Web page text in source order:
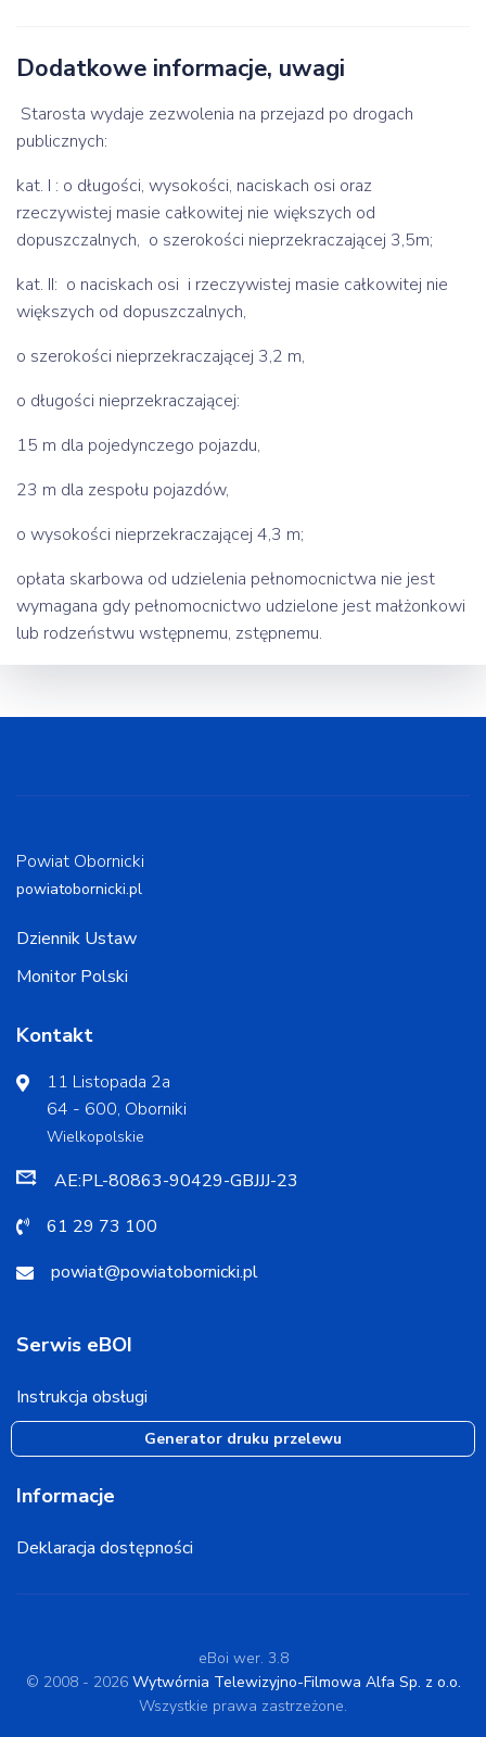
Dodatkowe informacje, uwagi
Starosta wydaje zezwolenia na przejazd po drogach
publicznych:
kat. I : o długości, wysokości, naciskach osi oraz
rzeczywistej masie całkowitej nie większych od
dopuszczalnych, o szerokości nieprzekraczającej 3,5m;
kat. II: o naciskach osi i rzeczywistej masie całkowitej nie
większych od dopuszczalnych,
o szerokości nieprzekraczającej 3,2 m,
o długości nieprzekraczającej:
15 m dla pojedynczego pojazdu,
23 m dla zespołu pojazdów,
o wysokości nieprzekraczającej 4,3 m;
opłata skarbowa od udzielenia pełnomocnictwa nie jest
wymagana gdy pełnomocnictwo udzielone jest małżonkowi
lub rodzeństwu wstępnemu, zstępnemu.
Powiat Obornicki
powiatobornicki.pl
Dziennik Ustaw
Monitor Polski
Kontakt
11 Listopada 2a
64 - 600, Oborniki
Wielkopolskie
AE:PL-80863-90429-GBJJJ-23
61 29 73 100
powiat@powiatobornicki.pl
Serwis eBOI
Instrukcja obsługi
Generator druku przelewu
Informacje
Deklaracja dostępności
eBoi wer. 3.8
© 2008 - 2026 Wytwórnia Telewizyjno-Filmowa Alfa Sp. z o.o.
Wszystkie prawa zastrzeżone.